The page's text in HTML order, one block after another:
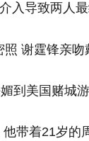
入导致两人最
美国赌城游
带着21岁的